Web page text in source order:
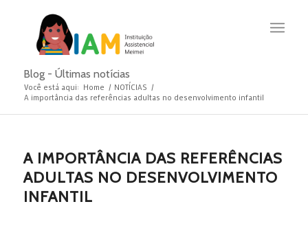
Blog - Últimas notícias
Você está aqui: Home / NOTÍCIAS /
A importância das referências adultas no desenvolvimento infantil
A IMPORTÂNCIA DAS REFERÊNCIAS
ADULTAS NO DESENVOLVIMENTO
INFANTIL